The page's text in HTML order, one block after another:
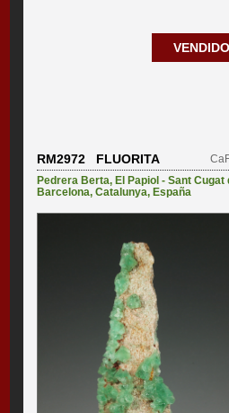
VENDIDO
RM2972 FLUORITA
Pedrera Berta, El Papiol - Sant Cugat
Barcelona,Catalunya, España